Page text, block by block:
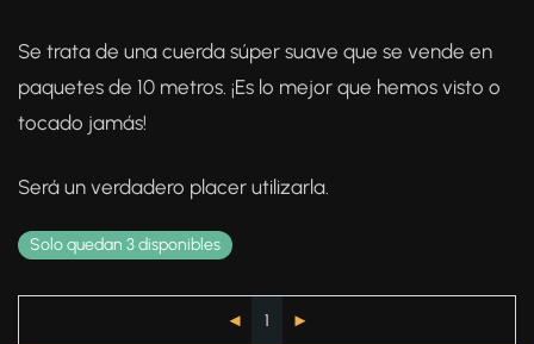
Se trata de una cuerda súper suave que se vende en
paquetes de 10 metros. ¡Es lo mejor que hemos visto o
tocado jamás!
Será un verdadero placer utilizarla.
Solo quedan 3 disponibles